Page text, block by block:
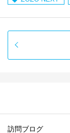
訪問ブログ